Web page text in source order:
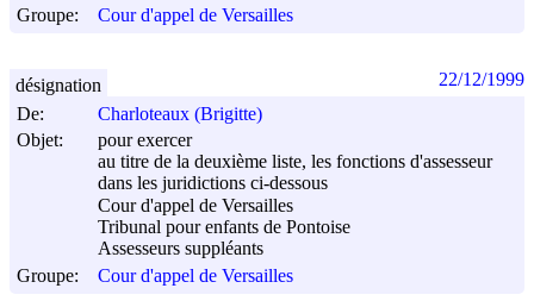
Groupe:
Cour d'appel de Versailles
De:
Charloteaux (Brigitte)
Objet:
pour exercer
au titre de la deuxième liste, les fonctions d'assesseur
dans les juridictions ci-dessous
Cour d'appel de Versailles
Tribunal pour enfants de Pontoise
Assesseurs suppléants
Groupe:
Cour d'appel de Versailles
désignation 22/12/1999